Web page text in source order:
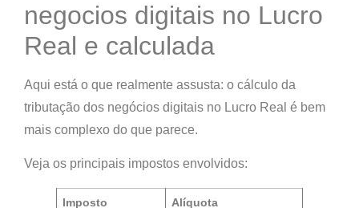
negocios digitais no Lucro
Real e calculada
Aqui está o que realmente assusta: o cálculo da
tributação dos negócios digitais no Lucro Real é bem
mais complexo do que parece.
Veja os principais impostos envolvidos:
Imposto Alíquota